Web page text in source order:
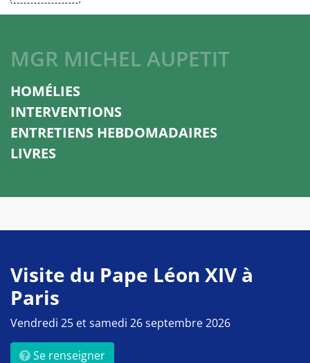
MGR MICHEL AUPETIT
HOMÉLIES
INTERVENTIONS
ENTRETIENS HEBDOMADAIRES
LIVRES
Visite du Pape Léon XIV à
Paris
Vendredi 25 et samedi 26 septembre 2026
Se renseigner